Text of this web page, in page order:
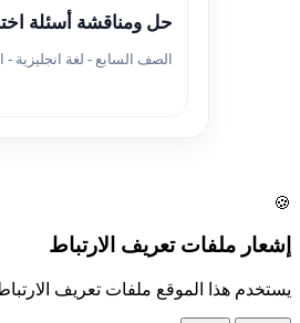
▶
حل ومناقشة أسئلة
الصف السابع - لغة انجليزية -
🍪
إشعار ملفات تعريف الارتباط
يستخدم هذا الموقع ملفات تعريف